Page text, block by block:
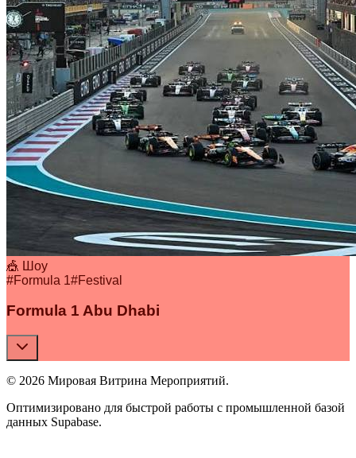
🎪 Шоу
#Formula 1#Festival
Formula 1 Abu Dhabi
© 2026 Мировая Витрина Мероприятий.
Оптимизировано для быстрой работы с промышленной базой
данных Supabase.